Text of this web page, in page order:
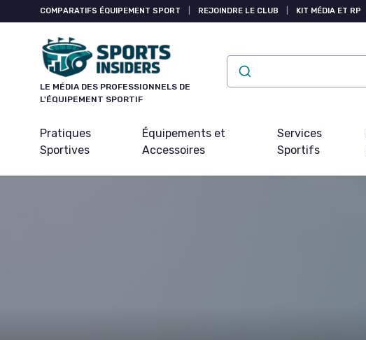
COMPARATIFS ÉQUIPEMENT SPORT REJOINDRE LE CLUB KIT MÉDIA ET RP
LE MÉDIA DES PROFESSIONNELS DE
L'ÉQUIPEMENT SPORTIF
Pratiques
Sportives
Équipements et
Accessoires
Services
Sportifs
Panneau de gestion des cookies